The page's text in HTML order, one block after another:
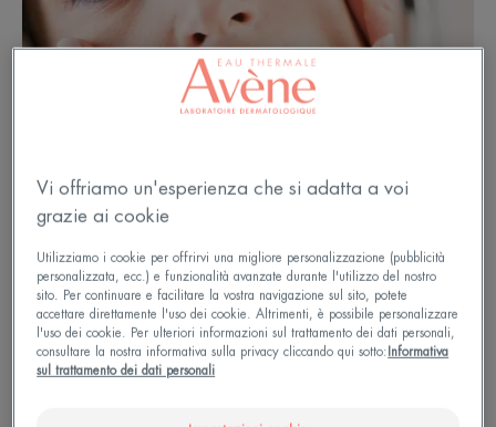
40 anni: l'inizio della maturità
della pelle
Vi offriamo un'esperienza che si adatta a voi
grazie ai cookie
Utilizziamo i cookie per offrirvi una migliore personalizzazione (pubblicità
personalizzata, ecc.) e funzionalità avanzate durante l'utilizzo del nostro
sito. Per continuare e facilitare la vostra navigazione sul sito, potete
accettare direttamente l'uso dei cookie. Altrimenti, è possibile personalizzare
l'uso dei cookie. Per ulteriori informazioni sul trattamento dei dati personali,
consultare la nostra informativa sulla privacy cliccando qui sotto:Informativa
sul trattamento dei dati personali